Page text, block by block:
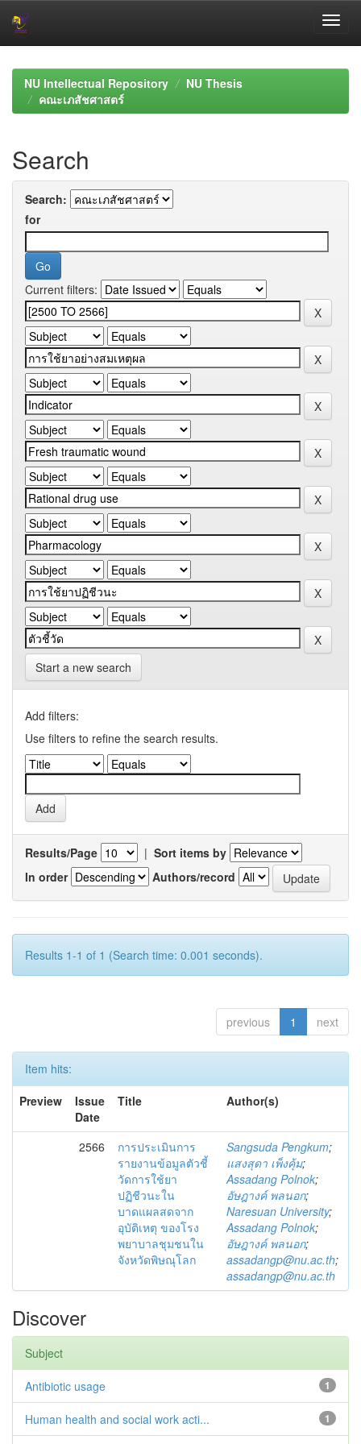
navigationNU Intellectual Repository
NU Thesis
คณะเภสัชศาสตร์
Search
Search:
for
Current filters:
Start a new search
Add filters:
Use filters to refine the search results.
Results/Page | Sort items by
In order
Authors/record
Results 1-1 of 1 (Search time: 0.001 seconds).
previous 1 next
Item hits:
Preview
Issue
Date
Title Author(s)
2566
การประเมินการ
รายงานข้อมูลตัวชี้
วัดการใช้ยา
ปฏิชีวนะใน
บาดแผลสดจาก
อุบัติเหตุ ของโรง
พยาบาลชุมชนใน
จังหวัดพิษณุโลก
Sangsuda Pengkum;
แสงสุดา เพ็งคุ้ม;
Assadang Polnok;
อัษฎางค์ พลนอก;
Naresuan University;
Assadang Polnok;
อัษฎางค์ พลนอก;
assadangp@nu.ac.th;
assadangp@nu.ac.th
Discover
Subject
1
Antibiotic usage
1
Human health and social work acti...